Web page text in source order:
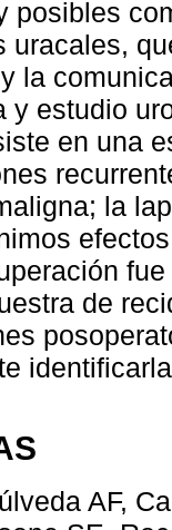
posibles
uracales,
la
y estudio
en una
la
de
AF,